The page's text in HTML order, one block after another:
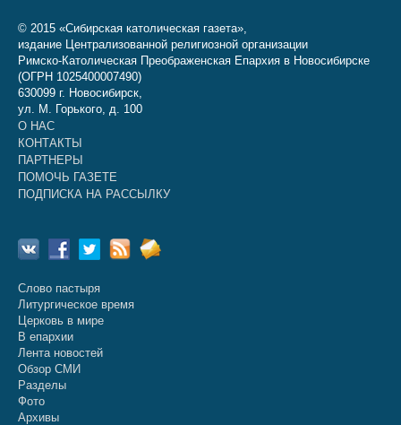
© 2015 «Сибирская католическая газета»,
издание Централизованной религиозной организации
Римско-Католическая Преображенская Епархия в Новосибирске
(ОГРН 1025400007490)
630099 г. Новосибирск,
ул. М. Горького, д. 100
О НАС
КОНТАКТЫ
ПАРТНЕРЫ
ПОМОЧЬ ГАЗЕТЕ
ПОДПИСКА НА РАССЫЛКУ
Слово пастыря
Литургическое время
Церковь в мире
В епархии
Лента новостей
Обзор СМИ
Разделы
Фото
Архивы